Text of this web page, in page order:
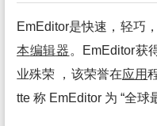
EmEditor是快速，轻巧
本编辑器 。EmEditor获
业殊荣 ，该荣誉在应用
tte 称 EmEditor 为 “全球